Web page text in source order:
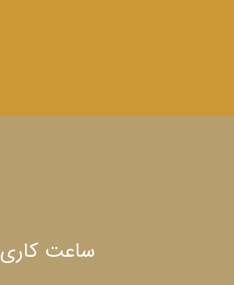
ساعت کاری